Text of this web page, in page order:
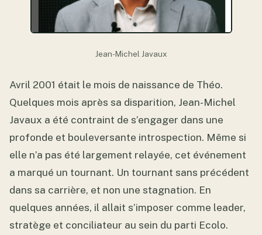
Jean-Michel Javaux
Avril 2001 était le mois de naissance de Théo.
Quelques mois après sa disparition, Jean-Michel
Javaux a été contraint de s’engager dans une
profonde et bouleversante introspection. Même si
elle n’a pas été largement relayée, cet événement
a marqué un tournant. Un tournant sans précédent
dans sa carrière, et non une stagnation. En
quelques années, il allait s’imposer comme leader,
stratège et conciliateur au sein du parti Ecolo.